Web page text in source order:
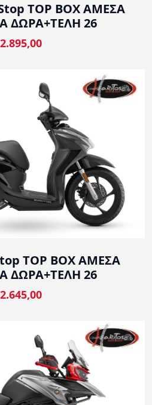
TOP BOX ΑΜΕΣΑ
ΔΩΡΑ+ΤΕΛΗ 26
TOP BOX ΑΜΕΣΑ
ΔΩΡΑ+ΤΕΛΗ 26